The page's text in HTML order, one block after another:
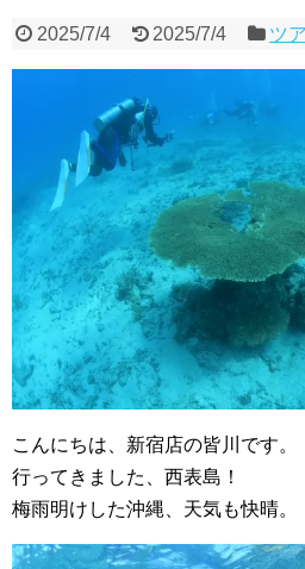
2025/7/4 2025/7/4 ツ
こんにちは、新宿店の皆川です。
行ってきました、西表島！
梅雨明けした沖縄、天気も快晴。